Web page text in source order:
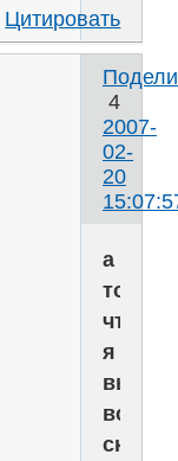
Цитировать
4
2007-
02-
20
а
то
что
я
все